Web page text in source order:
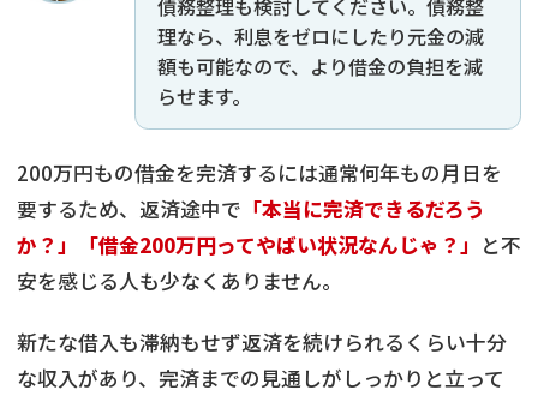
理なら、利息をゼロにしたり元金の減
額も可能なので、より借金の負担を減
らせます。
200万円もの借金を完済するには通常何年もの月日を
要するため、返済途中で 「本当に完済できるだろう
か？」「借金200万円ってやばい状況なんじゃ？」 と不
安を感じる人も少なくありません。
新たな借入も滞納もせず返済を続けられるくらい十分
な収入があり、完済までの見通しがしっかりと立って